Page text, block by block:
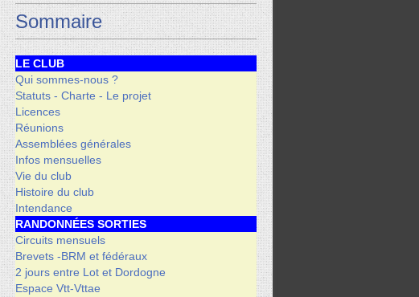
Sommaire
LE CLUB
Qui sommes-nous ?
Statuts - Charte - Le projet
Licences
Réunions
Assemblées générales
Infos mensuelles
Vie du club
Histoire du club
Intendance
RANDONNÉES SORTIES
Circuits mensuels
Brevets -BRM et fédéraux
2 jours entre Lot et Dordogne
Espace Vtt-Vttae